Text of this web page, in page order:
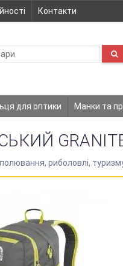
Контакти
для оптики Манки та
GRANITE
риболовлі,